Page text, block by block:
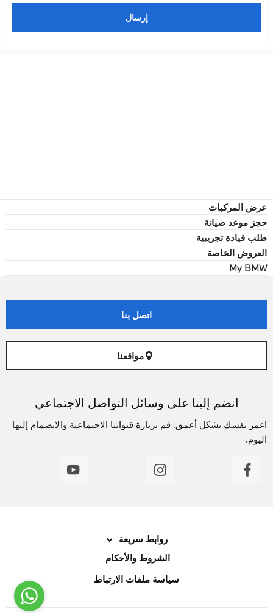
إرسال
عرض المركبات
حجز موعد صيانة
طلب قيادة تجريبية
العروض الخاصة
My BMW
اتصل بنا
مواقعنا
انضم إلينا على وسائل التواصل الاجتماعي
اغمر نفسك بشكل أعمق. قم بزيارة قنواتنا الاجتماعية والانضمام إليها
اليوم.
روابط سريعة
الشروط والأحكام
سياسة ملفات الارتباط